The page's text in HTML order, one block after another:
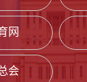
网
会